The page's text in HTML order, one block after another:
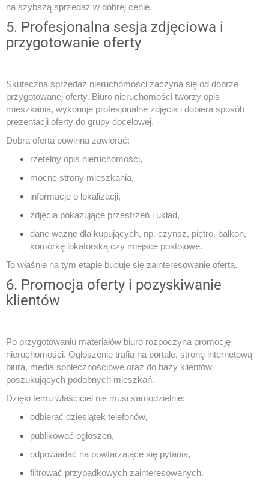
na szybszą sprzedaż w dobrej cenie.
5. Profesjonalna sesja zdjęciowa i
przygotowanie oferty
Skuteczna sprzedaż nieruchomości zaczyna się od dobrze
przygotowanej oferty. Biuro nieruchomości tworzy opis
mieszkania, wykonuje profesjonalne zdjęcia i dobiera sposób
prezentacji oferty do grupy docelowej.
Dobra oferta powinna zawierać:
rzetelny opis nieruchomości,
mocne strony mieszkania,
informacje o lokalizacji,
zdjęcia pokazujące przestrzeń i układ,
dane ważne dla kupujących, np. czynsz, piętro, balkon,
komórkę lokatorską czy miejsce postojowe.
To właśnie na tym etapie buduje się zainteresowanie ofertą.
6. Promocja oferty i pozyskiwanie
klientów
Po przygotowaniu materiałów biuro rozpoczyna promocję
nieruchomości. Ogłoszenie trafia na portale, stronę internetową
biura, media społecznościowe oraz do bazy klientów
poszukujących podobnych mieszkań.
Dzięki temu właściciel nie musi samodzielnie:
odbierać dziesiątek telefonów,
publikować ogłoszeń,
odpowiadać na powtarzające się pytania,
filtrować przypadkowych zainteresowanych.